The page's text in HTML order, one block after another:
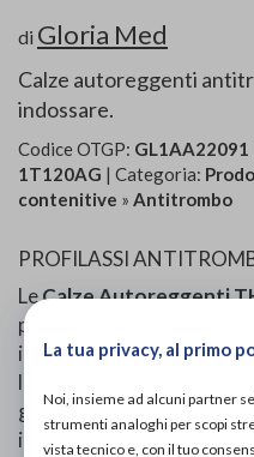
di Gloria Med
Calze autoreggenti
indossare.
Codice OTGP: GL1AA22091
1T120AG | Categoria:
contenitive » Antitrombo
PROFILASSI
LeCalze Autoreggenti
progettate per offrire una
ideale per la prevenzione
linea elastocompressiva
garantire una perfetta
indossabilità, grazie alla
La tua privacy, al primo
Noi, insieme ad alcuni partner
strumenti analoghi per scopi
vista tecnico e, con il tuo